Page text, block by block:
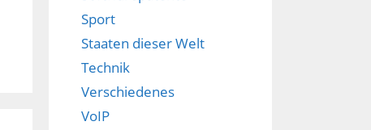
Sport
Staaten dieser Welt
Technik
Verschiedenes
VoIP